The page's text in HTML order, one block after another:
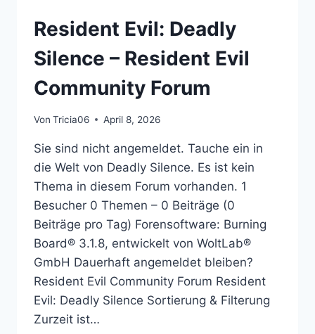
RESIDENT
COMMUNITY
Resident Evil: Deadly
Silence – Resident Evil
Community Forum
Von Tricia06 April 8, 2026
Sie sind nicht angemeldet. Tauche ein in
die Welt von Deadly Silence. Es ist kein
Thema in diesem Forum vorhanden. 1
Besucher 0 Themen – 0 Beiträge (0
Beiträge pro Tag) Forensoftware: Burning
Board® 3.1.8, entwickelt von WoltLab®
GmbH Dauerhaft angemeldet bleiben?
Resident Evil Community Forum Resident
Evil: Deadly Silence Sortierung & Filterung
Zurzeit ist…